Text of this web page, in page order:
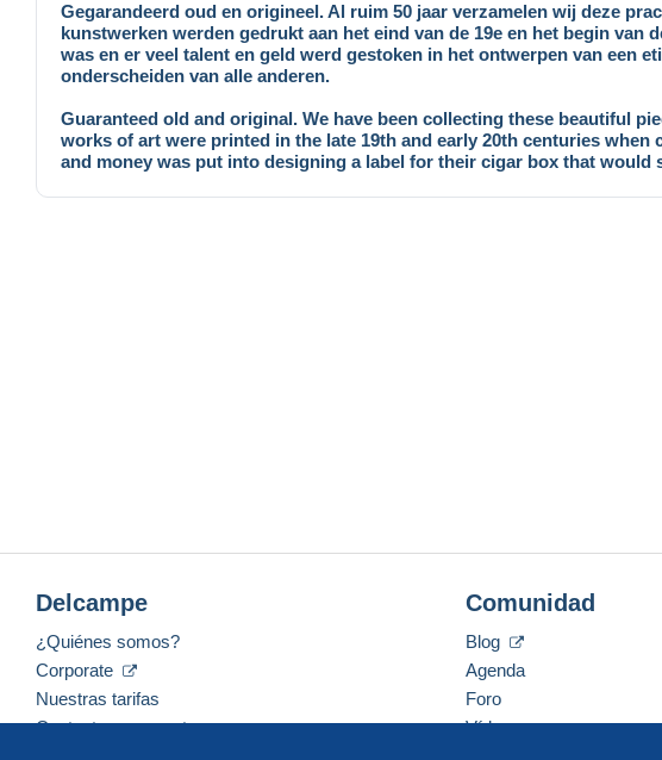
Gegarandeerd oud en origineel. Al ruim 50 jaar verzamelen wij deze
kunstwerken werden gedrukt aan het eind van de 19e en het begin van
was en er veel talent en geld werd gestoken in het ontwerpen van een
onderscheiden van alle anderen.
Guaranteed old and original. We have been collecting these beautiful
works of art were printed in the late 19th and early 20th centuries
and money was put into designing a label for their cigar box that would
Delcampe
¿Quiénes somos?
Corporate
Nuestras tarifas
Contacte con nosotros
Comunidad
Blog
Agenda
Foro
Vídeos